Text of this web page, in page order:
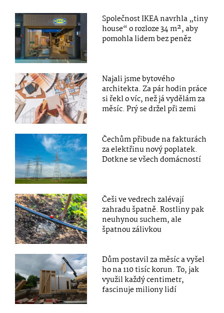
Společnost IKEA navrhla „tiny
house“ o rozloze 34 m², aby
pomohla lidem bez peněz
Najali jsme bytového
architekta. Za pár hodin práce
si řekl o víc, než já vydělám za
měsíc. Prý se držel při zemi
Čechům přibude na fakturách
za elektřinu nový poplatek.
Dotkne se všech domácností
Češi ve vedrech zalévají
zahradu špatně. Rostliny pak
neuhynou suchem, ale
špatnou zálivkou
Dům postavil za měsíc a vyšel
ho na 110 tisíc korun. To, jak
využil každý centimetr,
fascinuje miliony lidí